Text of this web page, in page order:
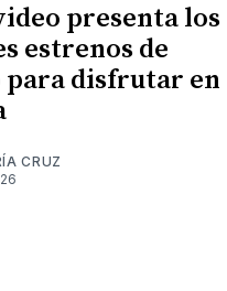
presenta los
estrenos de
para disfrutar en
CRUZ